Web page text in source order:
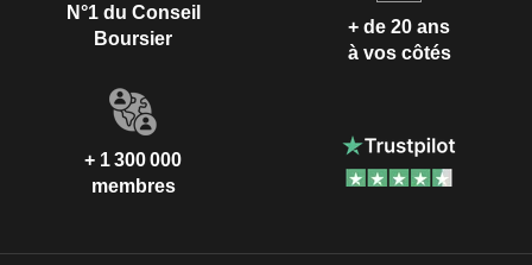
N°1 du Conseil
Boursier
+ de 20 ans
à vos côtés
+ 1 300 000
membres